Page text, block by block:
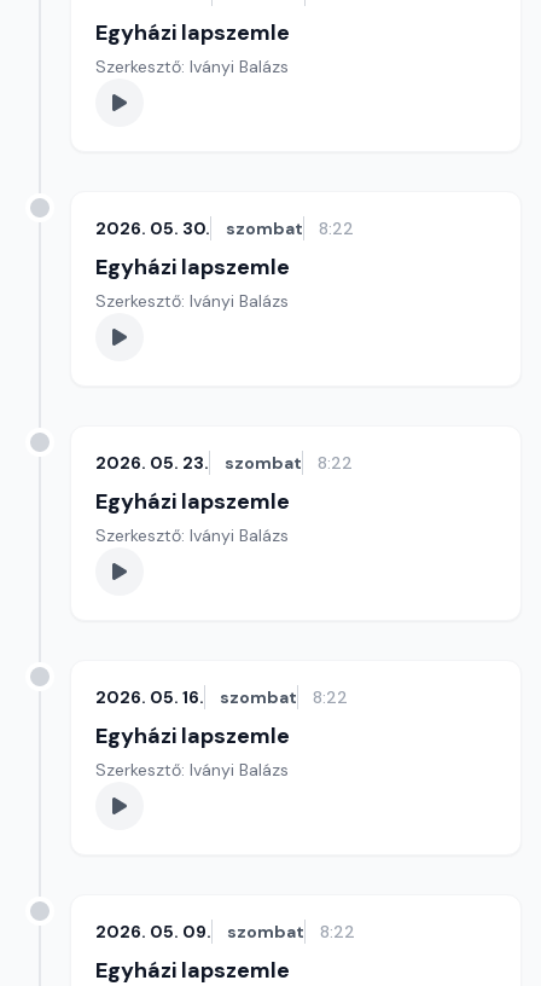
Egyházi lapszemle
Szerkesztő: Iványi Balázs
2026. 05. 30. szombat 8:22
Egyházi lapszemle
Szerkesztő: Iványi Balázs
2026. 05. 23. szombat 8:22
Egyházi lapszemle
Szerkesztő: Iványi Balázs
2026. 05. 16. szombat 8:22
Egyházi lapszemle
Szerkesztő: Iványi Balázs
2026. 05. 09. szombat 8:22
Egyházi lapszemle